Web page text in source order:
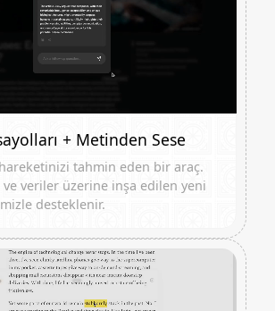
+ Metinden Sese
tahmin eden bir araç.
ve veriler üzerine inşa edilen yeni
desteklenir.